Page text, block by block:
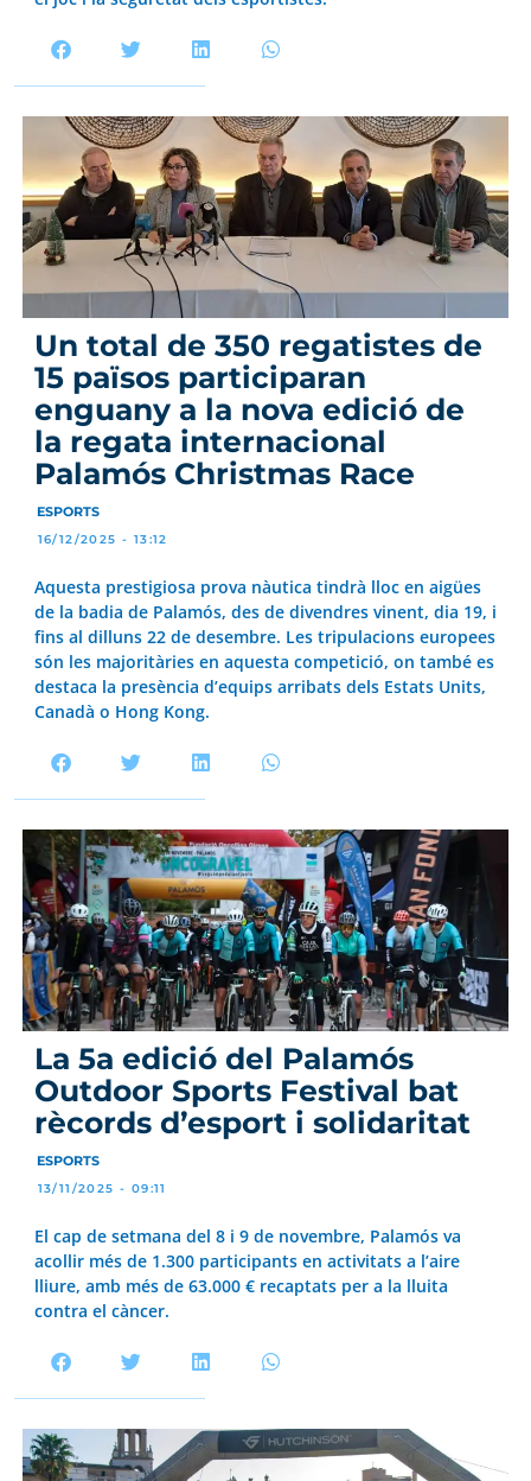
Un total de 350 regatistes de
15 països participaran
enguany a la nova edició de
la regata internacional
Palamós Christmas Race
ESPORTS
16/12/2025 - 13:12
Aquesta prestigiosa prova nàutica tindrà lloc en aigües
de la badia de Palamós, des de divendres vinent, dia 19, i
fins al dilluns 22 de desembre. Les tripulacions europees
són les majoritàries en aquesta competició, on també es
destaca la presència d’equips arribats dels Estats Units,
Canadà o Hong Kong.
La 5a edició del Palamós
Outdoor Sports Festival bat
rècords d’esport i solidaritat
ESPORTS
13/11/2025 - 09:11
El cap de setmana del 8 i 9 de novembre, Palamós va
acollir més de 1.300 participants en activitats a l’aire
lliure, amb més de 63.000 € recaptats per a la lluita
contra el càncer.